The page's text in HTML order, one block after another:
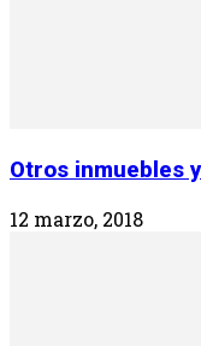
Otros inmuebles
12 marzo, 2018